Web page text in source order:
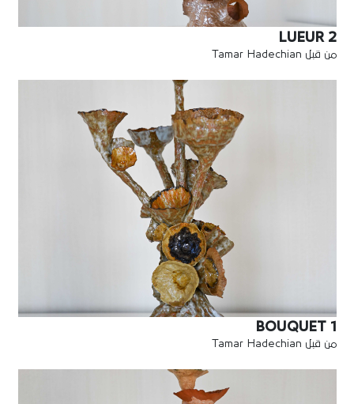
LUEUR 2
من قبل Tamar Hadechian
BOUQUET 1
من قبل Tamar Hadechian